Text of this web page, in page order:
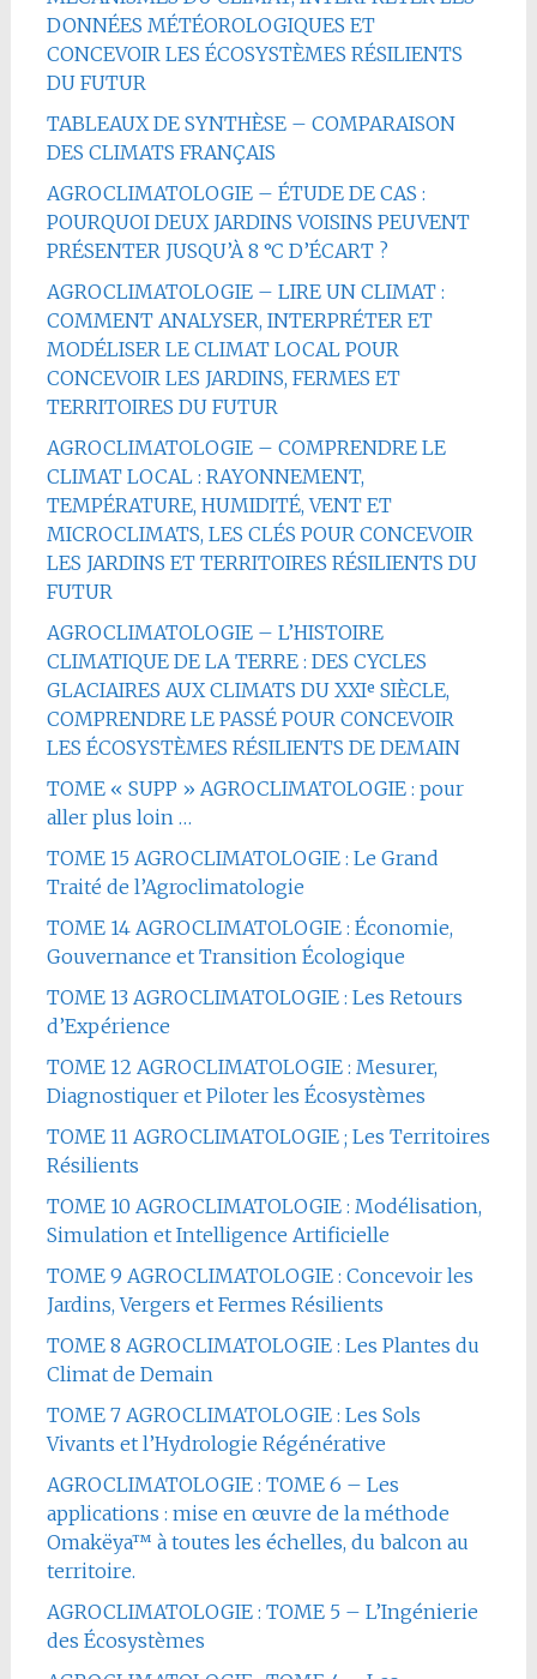
DONNÉES MÉTÉOROLOGIQUES ET
CONCEVOIR LES ÉCOSYSTÈMES RÉSILIENTS
DU FUTUR
TABLEAUX DE SYNTHÈSE – COMPARAISON
DES CLIMATS FRANÇAIS
AGROCLIMATOLOGIE – ÉTUDE DE CAS :
POURQUOI DEUX JARDINS VOISINS PEUVENT
PRÉSENTER JUSQU’À 8 °C D’ÉCART ?
AGROCLIMATOLOGIE – LIRE UN CLIMAT :
COMMENT ANALYSER, INTERPRÉTER ET
MODÉLISER LE CLIMAT LOCAL POUR
CONCEVOIR LES JARDINS, FERMES ET
TERRITOIRES DU FUTUR
AGROCLIMATOLOGIE – COMPRENDRE LE
CLIMAT LOCAL : RAYONNEMENT,
TEMPÉRATURE, HUMIDITÉ, VENT ET
MICROCLIMATS, LES CLÉS POUR CONCEVOIR
LES JARDINS ET TERRITOIRES RÉSILIENTS DU
FUTUR
AGROCLIMATOLOGIE – L’HISTOIRE
CLIMATIQUE DE LA TERRE : DES CYCLES
GLACIAIRES AUX CLIMATS DU XXIᵉ SIÈCLE,
COMPRENDRE LE PASSÉ POUR CONCEVOIR
LES ÉCOSYSTÈMES RÉSILIENTS DE DEMAIN
TOME « SUPP » AGROCLIMATOLOGIE : pour
aller plus loin …
TOME 15 AGROCLIMATOLOGIE : Le Grand
Traité de l’Agroclimatologie
TOME 14 AGROCLIMATOLOGIE : Économie,
Gouvernance et Transition Écologique
TOME 13 AGROCLIMATOLOGIE : Les Retours
d’Expérience
TOME 12 AGROCLIMATOLOGIE : Mesurer,
Diagnostiquer et Piloter les Écosystèmes
TOME 11 AGROCLIMATOLOGIE ; Les Territoires
Résilients
TOME 10 AGROCLIMATOLOGIE : Modélisation,
Simulation et Intelligence Artificielle
TOME 9 AGROCLIMATOLOGIE : Concevoir les
Jardins, Vergers et Fermes Résilients
TOME 8 AGROCLIMATOLOGIE : Les Plantes du
Climat de Demain
TOME 7 AGROCLIMATOLOGIE : Les Sols
Vivants et l’Hydrologie Régénérative
AGROCLIMATOLOGIE : TOME 6 – Les
applications : mise en œuvre de la méthode
Omakëya™ à toutes les échelles, du balcon au
territoire.
AGROCLIMATOLOGIE : TOME 5 – L’Ingénierie
des Écosystèmes